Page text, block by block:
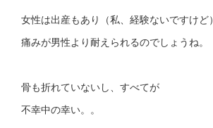
女性は出産もあり（私、経験ないですけど）
痛みが男性より耐えられるのでしょうね。
骨も折れていないし、すべてが
不幸中の幸い。。